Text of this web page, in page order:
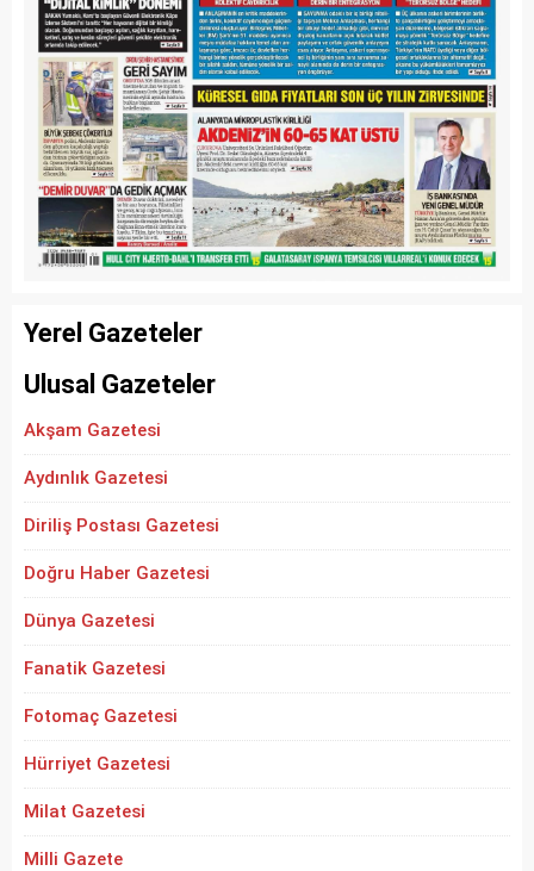
Yerel Gazeteler
Ulusal Gazeteler
Akşam Gazetesi
Aydınlık Gazetesi
Diriliş Postası Gazetesi
Doğru Haber Gazetesi
Dünya Gazetesi
Fanatik Gazetesi
Fotomaç Gazetesi
Hürriyet Gazetesi
Milat Gazetesi
Milli Gazete